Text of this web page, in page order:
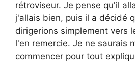
rétroviseur. Je pense qu'il
j'allais bien, puis il a décidé
dirigerions simplement vers
l'en remercie. Je ne saurais
commencer pour tout